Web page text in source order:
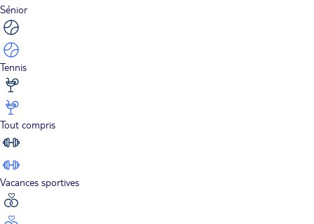
Sénior
Tennis
Tout compris
Vacances sportives